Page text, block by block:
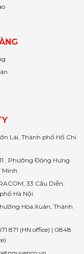
Lài, Thành phố Hồ Chí
, Phường Đông Hưng
Minh
33 Cầu Diễn,
Hà Nội
Hòa Xuân, Thành
871 (HN office) | 0848